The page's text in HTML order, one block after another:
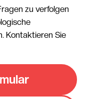
zu verfolgen
Kontaktieren Sie